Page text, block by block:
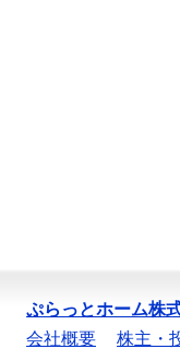
ぷらっとホーム株
会社概要
株主・